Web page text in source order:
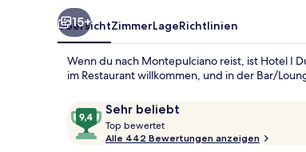
15+
ÜbersichtZimmerLageRichtlinien
Wenn du nach Montepulciano reist, ist Hotel I
im Restaurant willkommen, und in der Bar/
Bewertungen
Sehr beliebt
9,4
von
10,
Top bewertet
o
Alle 442 Bewertungen anzeigen